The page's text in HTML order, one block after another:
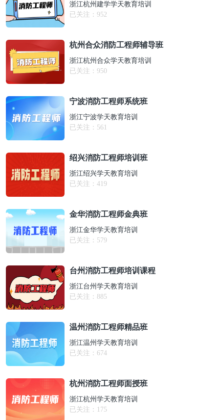
浙江杭州建学学天教育培训
已关注： 952
杭州合众消防工程师辅导班
浙江杭州合众学天教育培训
已关注： 950
宁波消防工程师系统班
浙江宁波学天教育培训
已关注： 561
绍兴消防工程师培训班
浙江绍兴学天教育培训
已关注： 419
金华消防工程师金典班
浙江金华学天教育培训
已关注： 579
台州消防工程师培训课程
浙江台州学天教育培训
已关注： 885
温州消防工程师精品班
浙江温州学天教育培训
已关注： 674
杭州消防工程师面授班
浙江杭州学天教育培训
已关注： 175